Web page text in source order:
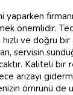
yaparken
önemlidir.
ve doğru
servisin
Kaliteli bir
arızayı
ömrünü de